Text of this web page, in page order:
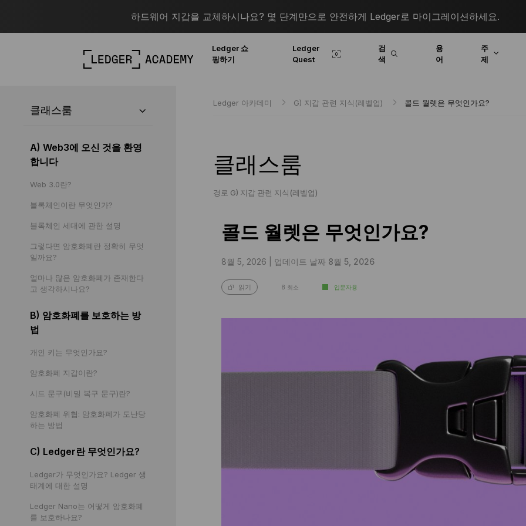
하드웨어 지갑을 교체하시나요? 몇 단계만으로 안전하게 Ledger로 마이그레이션하세요.
Ledger 쇼
핑하기
Ledger
Quest
검
색
용
어
주
제
클래스룸
A) Web3에 오신 것을 환영
합니다
Web 3.0란?
블록체인이란 무엇인가?
블록체인 세대에 관한 설명
그렇다면 암호화폐란 정확히 무엇
일까요?
얼마나 많은 암호화폐가 존재한다
고 생각하시나요?
B) 암호화폐를 보호하는 방
법
개인 키는 무엇인가요?
암호화폐 지갑이란?
시드 문구(비밀 복구 문구)란?
암호화폐 위협: 암호화폐가 도난당
하는 방법
C) Ledger란 무엇인가요?
Ledger가 무엇인가요? Ledger 생
태계에 대한 설명
Ledger Nano는 어떻게 암호화폐
를 보호하나요?
Ledger 아카데미 G) 지갑 관련 지식(레벨업) 콜드 월렛은 무엇인가요?
클래스룸
경로 G) 지갑 관련 지식(레벨업)
콜드 월렛은 무엇인가요?
8월 5, 2026 | 업데이트 날짜 8월 5, 2026
읽기 8 최소 입문자용